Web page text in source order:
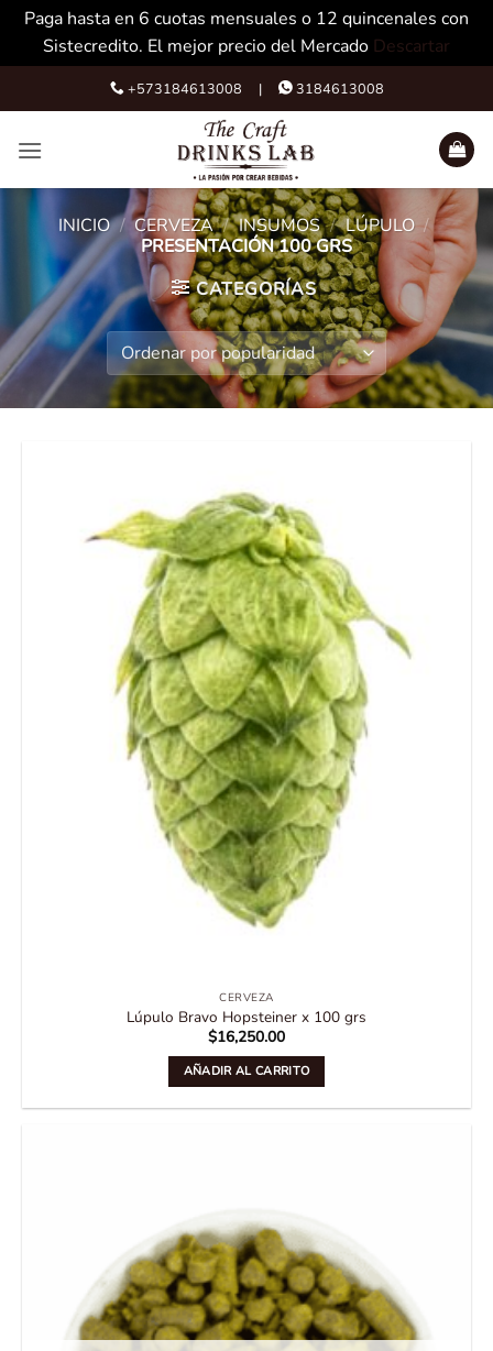
Paga hasta en 6 cuotas mensuales o 12 quincenales con
Sistecredito. El mejor precio del Mercado Descartar
to
+573184613008 | 3184613008
INICIO / CERVEZA / INSUMOS / LÚPULO /
PRESENTACIÓN 100 GRS
CATEGORÍAS
CERVEZA
Lúpulo Bravo Hopsteiner x 100 grs
$16,250.00
AÑADIR AL CARRITO